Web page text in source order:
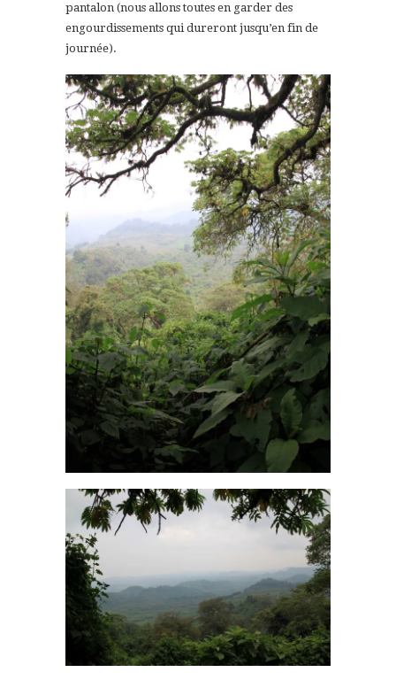
pantalon (nous allons toutes en garder des
engourdissements qui dureront jusqu’en fin de
journée).